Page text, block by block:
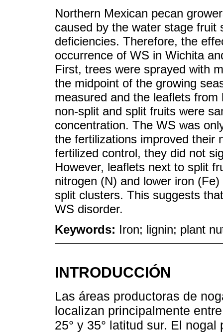
Northern Mexican pecan
caused by the water stage fruit
deficiencies. Therefore, the
occurrence of WS in Wichita
First, trees were sprayed with
the midpoint of the growing
measured and the leaflets
non-split and split fruits were
concentration. The WS was
the fertilizations improved their
fertilized control, they did not
However, leaflets next to split
nitrogen (N) and lower iron
split clusters. This suggests
WS disorder.
Keywords: Iron; lignin; plant
INTRODUCCIÓN
Las áreas productoras de
localizan principalmente
25° y 35° latitud sur. El